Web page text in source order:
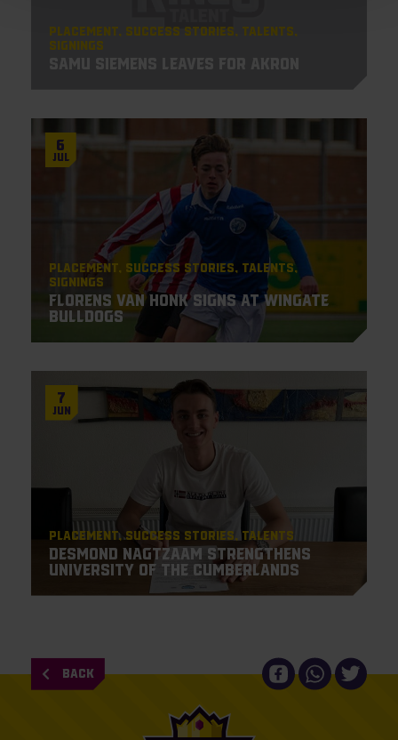
Placement Success Stories
Talents
Signings
6
Jul
Placement Success Stories
Talents
Signings
Florens van Honk signs at Wingate
Bulldogs
7
Jun
Placement Success Stories Talents
Desmond Nagtzaam strengthens
University of the Cumberlands
BACK